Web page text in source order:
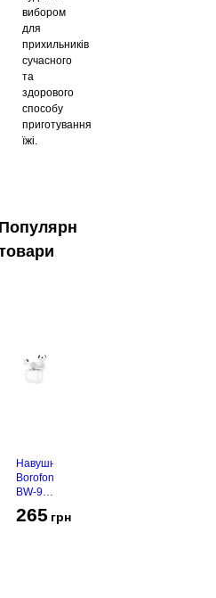
вибором
для
прихильників
сучасного
та
здорового
способу
приготування
їжі.
Навушники
Borofone
BW-94
265 грн